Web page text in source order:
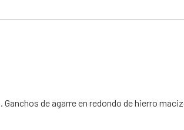
de agarre en redondo de hierro